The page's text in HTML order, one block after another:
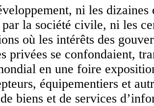
ni les dizaines
par la société civile, ni les
où les intérêts des
privées se confondaient,
en une foire
équipementiers et
biens et de services